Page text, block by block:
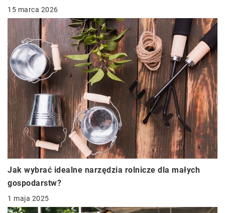
15 marca 2026
Jak wybrać idealne narzędzia rolnicze dla małych
gospodarstw?
1 maja 2025